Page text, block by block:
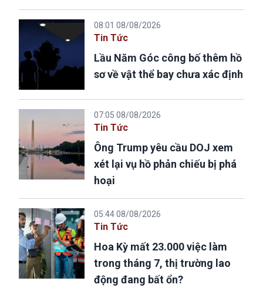
08:01 08/08/2026
Tin Tức
Lầu Năm Góc công bố thêm hồ
sơ về vật thể bay chưa xác định
07:05 08/08/2026
Tin Tức
Ông Trump yêu cầu DOJ xem
xét lại vụ hồ phản chiếu bị phá
hoại
05:44 08/08/2026
Tin Tức
Hoa Kỳ mất 23.000 việc làm
trong tháng 7, thị trường lao
động đang bất ổn?